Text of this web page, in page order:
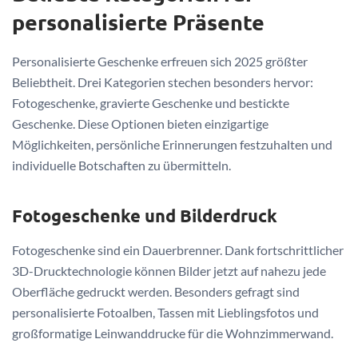
personalisierte Präsente
Personalisierte Geschenke erfreuen sich 2025 größter
Beliebtheit. Drei Kategorien stechen besonders hervor:
Fotogeschenke, gravierte Geschenke und bestickte
Geschenke. Diese Optionen bieten einzigartige
Möglichkeiten, persönliche Erinnerungen festzuhalten und
individuelle Botschaften zu übermitteln.
Fotogeschenke und Bilderdruck
Fotogeschenke sind ein Dauerbrenner. Dank fortschrittlicher
3D-Drucktechnologie können Bilder jetzt auf nahezu jede
Oberfläche gedruckt werden. Besonders gefragt sind
personalisierte Fotoalben, Tassen mit Lieblingsfotos und
großformatige Leinwanddrucke für die Wohnzimmerwand.